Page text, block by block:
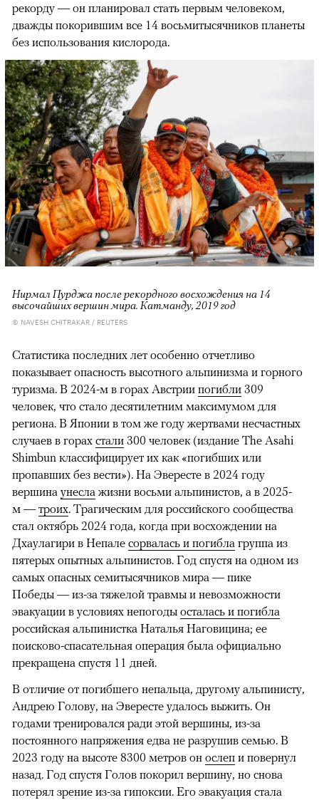
рекорду — он планировал стать первым человеком,
дважды покорившим все 14 восьмитысячников планеты
без использования кислорода.
Нирмал Пурджа после рекордного восхождения на 14
высочайших вершин мира. Катманду, 2019 год
© NAVESH CHITRAKAR / REUTERS
Статистика последних лет особенно отчетливо
показывает опасность высотного альпинизма и горного
туризма. В 2024-м в горах Австрии погибли 309
человек, что стало десятилетним максимумом для
региона. В Японии в том же году жертвами несчастных
случаев в горах стали 300 человек (издание The Asahi
Shimbun классифицирует их как «погибших или
пропавших без вести»). На Эвересте в 2024 году
вершина унесла жизни восьми альпинистов, а в 2025-
м — троих. Трагическим для российского сообщества
стал октябрь 2024 года, когда при восхождении на
Дхаулагири в Непале сорвалась и погибла группа из
пятерых опытных альпинистов. Год спустя на одном из
самых опасных семитысячников мира — пике
Победы — из-за тяжелой травмы и невозможности
эвакуации в условиях непогоды осталась и погибла
российская альпинистка Наталья Наговицина; ее
поисково-спасательная операция была официально
прекращена спустя 11 дней.
В отличие от погибшего непальца, другому альпинисту,
Андрею Голову, на Эвересте удалось выжить. Он
годами тренировался ради этой вершины, из-за
постоянного напряжения едва не разрушив семью. В
2023 году на высоте 8300 метров он ослеп и повернул
назад. Год спустя Голов покорил вершину, но снова
потерял зрение из-за гипоксии. Его эвакуация стала